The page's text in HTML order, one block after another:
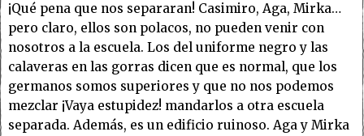
¡Qué pena que nos separaran! Casimiro, Aga, Mirka…
pero claro, ellos son polacos, no pueden venir con
nosotros a la escuela. Los del uniforme negro y las
calaveras en las gorras dicen que es normal, que los
germanos somos superiores y que no nos podemos
mezclar ¡Vaya estupidez! mandarlos a otra escuela
separada. Además, es un edificio ruinoso. Aga y Mirka